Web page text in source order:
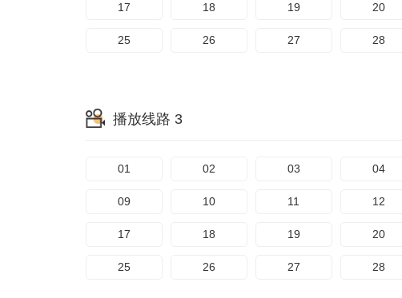
17 18 19 20
25 26 27 28
播放线路 3
01 02 03 04
09 10 11 12
17 18 19 20
25 26 27 28